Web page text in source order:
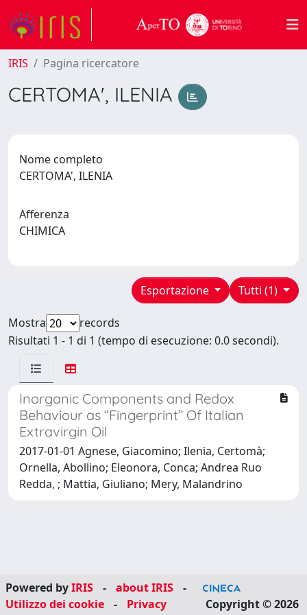
IRIS Pagina ricercatore
CERTOMA', ILENIA
Nome completo
CERTOMA', ILENIA
Afferenza
CHIMICA
Tutti (1)
Esportazione
Mostra
records
Risultati 1 - 1 di 1 (tempo di esecuzione: 0.0 secondi).
Inorganic Components and Redox
Behaviour as “Fingerprint” Of Italian
Extravirgin Oil
2017-01-01 Agnese, Giacomino; Ilenia, Certomà;
Ornella, Abollino; Eleonora, Conca; Andrea Ruo
Redda, ; Mattia, Giuliano; Mery, Malandrino
Powered byIRIS - about IRIS
-
Utilizzo dei cookie
- Privacy Copyright © 2026